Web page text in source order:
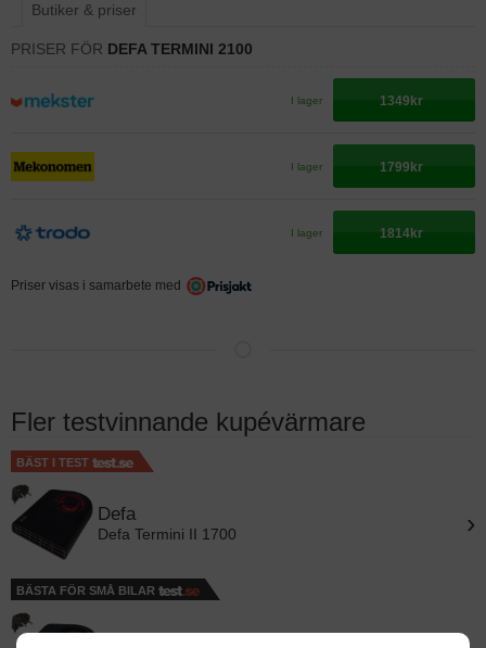
Butiker & priser
PRISER FÖR DEFA TERMINI 2100
I lager 1349kr
I lager 1799kr
I lager 1814kr
Priser visas i samarbete med
Fler testvinnande kupévärmare
BÄST I TEST
Defa
Defa Termini II 1700 ›
BÄSTA FÖR SMÅ BILAR